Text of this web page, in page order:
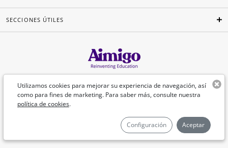
Utilizamos cookies para mejorar su experiencia de navegación, así
como para fines de marketing. Para saber más, consulte nuestra
política de cookies.
Configuración Aceptar
SECCIONES ÚTILES
Español